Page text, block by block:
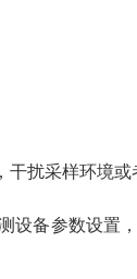
扰采样环境或
设备参数设